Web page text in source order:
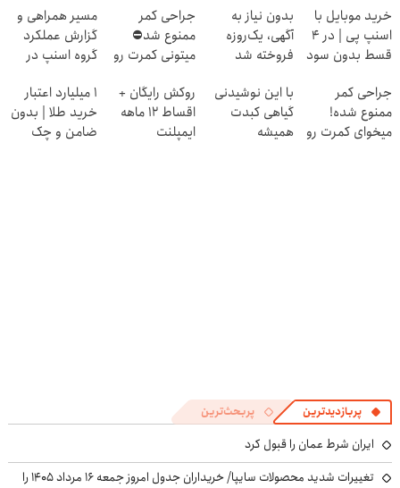
خرید موبایل با
اسنپ پی | در ۴
قسط بدون سود
بدون نیاز به
آگهی، یک‌روزه
فروخته شد
جراحی کمر
ممنوع شد⛔
میتونی کمرت رو
کنی! 👈🏻
پرسش‌نامه
مسیر همراهی و
گزارش عملکرد
گروه اسنپ در
جراحی کمر
ممنوع شده!
میخوای کمرت رو
با این نوشیدنی
گیاهی کبدت
همیشه
روکش رایگان +
اقساط ۱۲ ماهه
ایمپلنت
۱ میلیارد اعتبار
خرید طلا | بدون
ضامن و چک
پربازدیدترین پربحث‌ترین
ایران شرط عمان را قبول کرد
تغییرات شدید محصولات سایپا/ خریداران جدول امروز جمعه ۱۶ مرداد ۱۴۰۵ را